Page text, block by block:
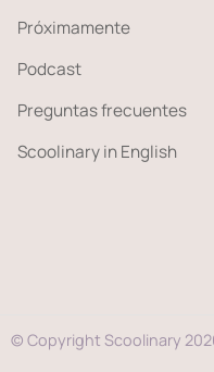
Próximamente
Podcast
Preguntas frecuentes
Scoolinary in English
© Copyright Scoolinary